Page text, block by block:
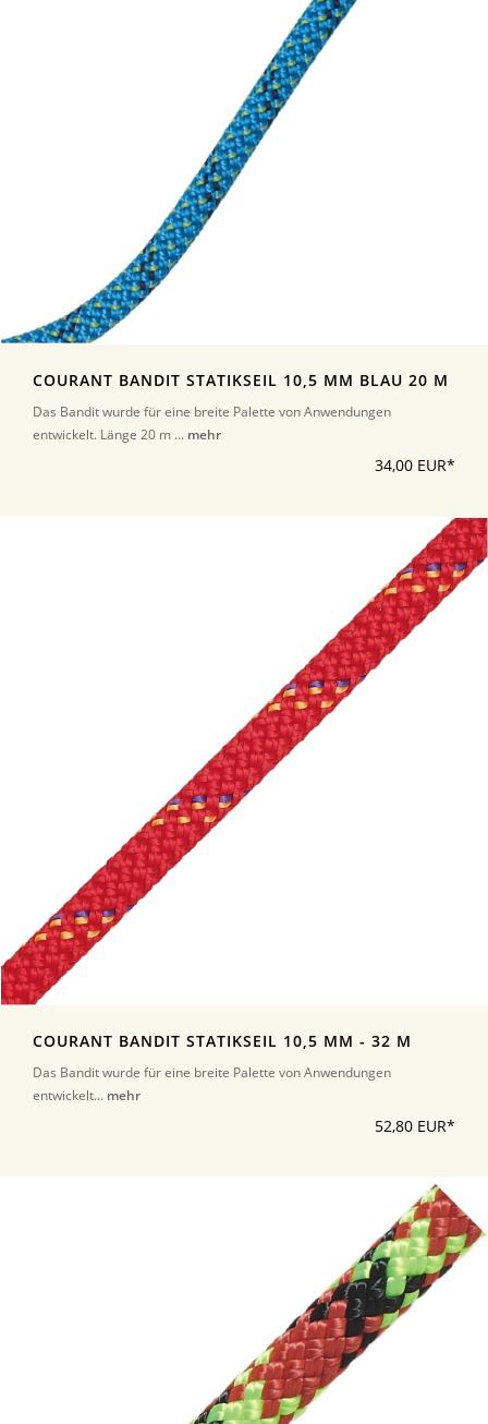
COURANT BANDIT STATIKSEIL 10,5 MM BLAU 20 M
Das Bandit wurde für eine breite Palette von Anwendungen
entwickelt. Länge 20 m ... mehr
34,00 EUR*
COURANT BANDIT STATIKSEIL 10,5 MM - 32 M
Das Bandit wurde für eine breite Palette von Anwendungen
entwickelt... mehr
52,80 EUR*